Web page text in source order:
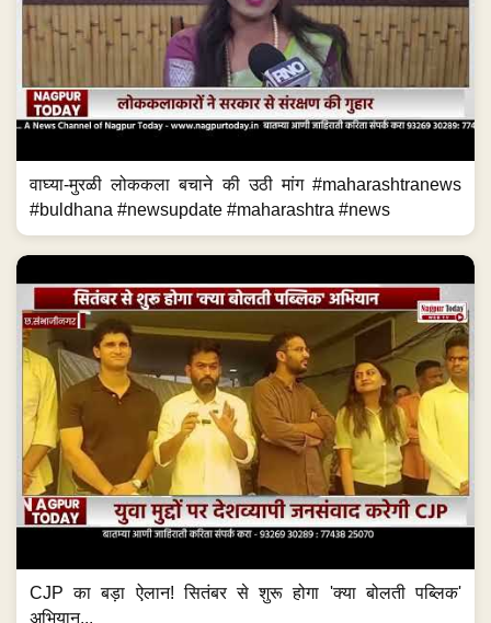
वाघ्या-मुरळी लोककला बचाने की उठी मांग #maharashtranews
#buldhana #newsupdate #maharashtra #news
CJP का बड़ा ऐलान! सितंबर से शुरू होगा 'क्या बोलती पब्लिक'
अभियान...